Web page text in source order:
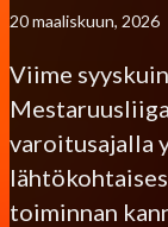
20 maaliskuun, 2026
Viime
varoitusajalla
toiminnan